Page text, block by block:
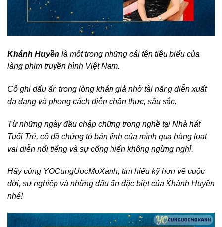
Khánh Huyền là một trong những cái tên tiêu biểu của
làng phim truyền hình Việt Nam.
Cô ghi dấu ấn trong lòng khán giả nhờ tài năng diễn xuất
đa dạng và phong cách diễn chân thực, sâu sắc.
Từ những ngày đầu chập chững trong nghề tại Nhà hát
Tuổi Trẻ, cô đã chứng tỏ bản lĩnh của mình qua hàng loạt
vai diễn nổi tiếng và sự cống hiến không ngừng nghỉ.
Hãy cùng YOCungUocMoXanh, tìm hiểu kỹ hơn về cuộc
đời, sự nghiệp và những dấu ấn đặc biệt của Khánh Huyền
nhé!